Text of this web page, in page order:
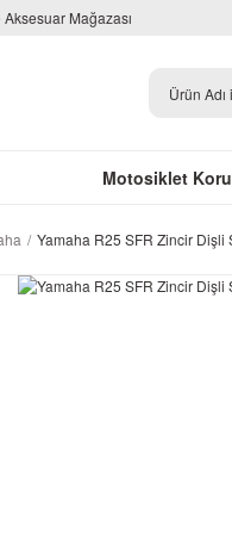
Mağazası
Motosiklet
Yamaha R25 SFR Zincir Dişli